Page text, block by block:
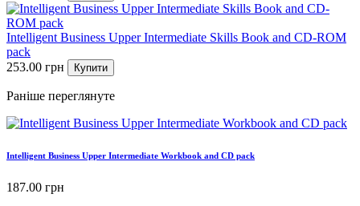
Intelligent Business Upper Intermediate Skills Book and CD-ROM
pack
253.00 грн Купити
Раніше переглянуте
Intelligent Business Upper Intermediate Workbook and CD pack
187.00 грн